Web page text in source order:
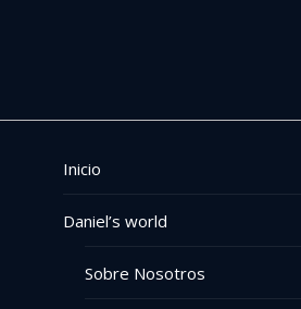
Inicio
Daniel’s world
Sobre Nosotros